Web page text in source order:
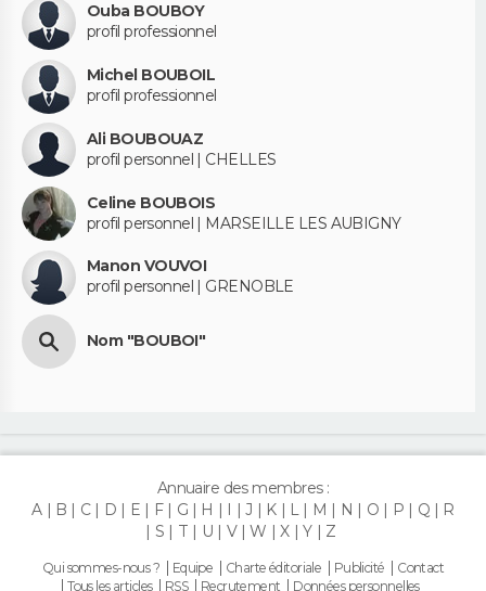
Ouba BOUBOY
profil professionnel
Michel BOUBOIL
profil professionnel
Ali BOUBOUAZ
profil personnel | CHELLES
Celine BOUBOIS
profil personnel | MARSEILLE LES AUBIGNY
Manon VOUVOI
profil personnel | GRENOBLE
Nom "BOUBOI"
Annuaire des membres :
A
B C D E F G H I J K L M N O P Q
R
S
T U V W X Y Z
Qui sommes-nous ? Equipe Charte éditoriale Publicité
Contact
Tous les articles
RSS Recrutement Données personnelles